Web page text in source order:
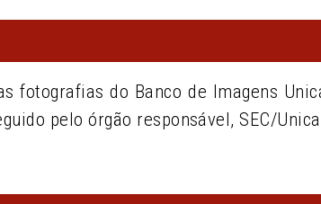
fotografias do Banco de Imagens
pelo órgão responsável, SEC/